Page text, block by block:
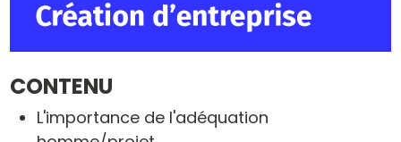
CONTENU
L'importance de l'adéquation